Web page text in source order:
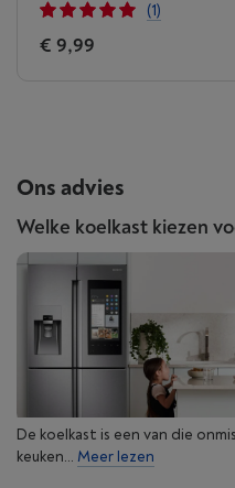
(1)
€ 9,99
Ons advies
Welke koelkast kiezen
De koelkast is een van die
keuken... Meer lezen